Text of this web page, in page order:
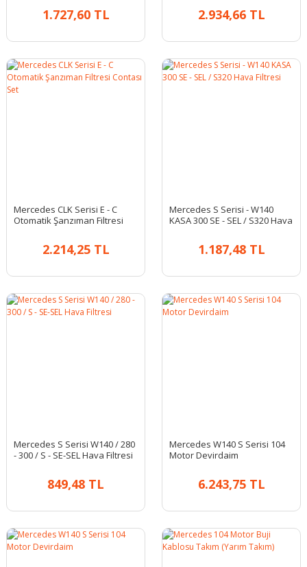
1.727,60 TL 2.934,66 TL
Mercedes CLK Serisi E - C
Otomatik Şanzıman Filtresi
2.214,25 TL
Mercedes S Serisi - W140
KASA 300 SE - SEL / S320 Hava
1.187,48 TL
Mercedes S Serisi W140 / 280
- 300 / S - SE-SEL Hava Filtresi
849,48 TL
Mercedes W140 S Serisi 104
Motor Devirdaim
6.243,75 TL